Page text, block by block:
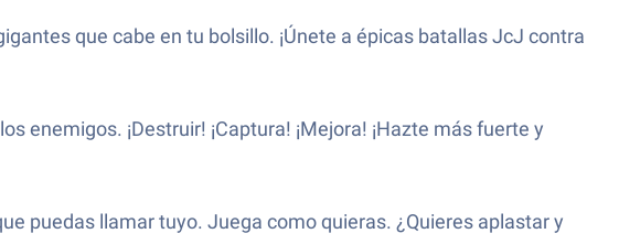
que cabe en tu bolsillo. ¡Únete a épicas batallas JcJ contra
¡Destruir! ¡Captura! ¡Mejora! ¡Hazte más fuerte y
puedas llamar tuyo. Juega como quieras. ¿Quieres aplastar y